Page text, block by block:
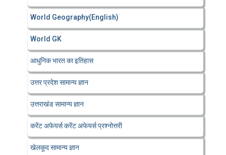
World Geography(English)
World GK
आधुनिक भारत का इतिहास
उत्तर प्रदेश सामान्य ज्ञान
उत्तराखंड सामान्य ज्ञान
करेंट अफेयर्स करेंट अफेयर्स प्रश्नोत्तरी
खेलकूद सामान्य ज्ञान